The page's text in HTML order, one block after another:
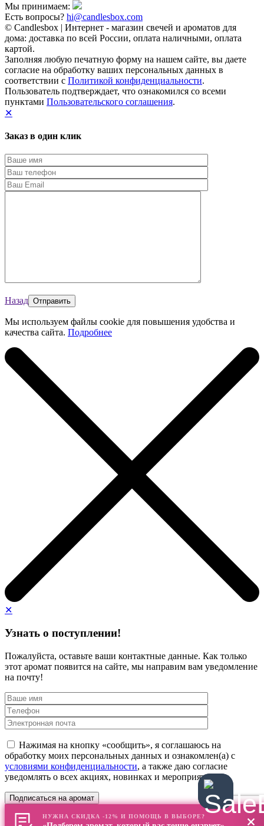
Мы принимаем:
Есть вопросы? hi@candlesbox.com
© Candlesbox | Интернет - магазин свечей и ароматов для
дома: доставка по всей России, оплата наличными, оплата
картой.
Заполняя любую печатную форму на нашем сайте, вы даете
согласие на обработку ваших персональных данных в
соответствии с Политикой конфиденциальности.
Пользователь подтверждает, что ознакомился со всеми
пунктами Пользовательского соглашения.
✕
Заказ в один клик
Назад
Мы используем файлы cookie для повышения удобства и
качества сайта. Подробнее
✕
Узнать о поступлении!
Пожалуйста, оставьте ваши контактные данные. Как только
этот аромат появится на сайте, мы направим вам уведомление
на почту!
Нажимая на кнопку «сообщить», я соглашаюсь на
обработку моих персональных данных и ознакомлен(а) с
условиями конфиденциальности, а также даю согласие
уведомлять о всех акциях, новинках и мероприятиях
НУЖНА СКИДКА -12% И ПОМОЩЬ В ВЫБОРЕ?